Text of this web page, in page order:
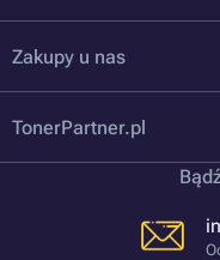
Zakupy u nas
TonerPartner.pl